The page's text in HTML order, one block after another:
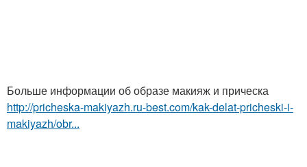
Больше информации об образе макияж и прическа
http://pricheska-makiyazh.ru-best.com/kak-delat-pricheski-i-
makiyazh/obr...